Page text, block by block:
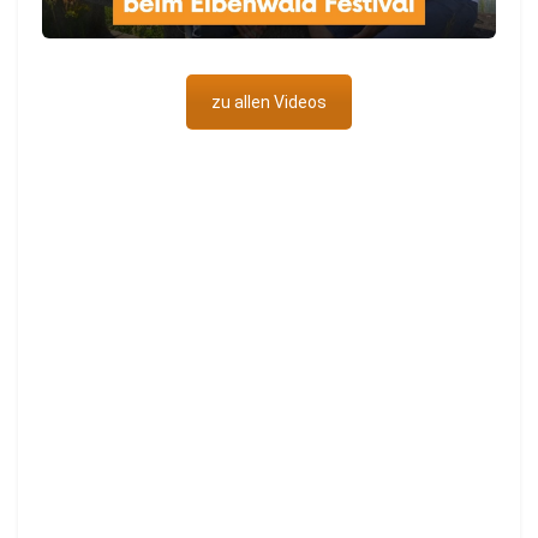
zu allen Videos